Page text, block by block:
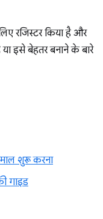
रजिस्टर किया है और
इसे बेहतर बनाने के बारे
शुरू करना
गाइड